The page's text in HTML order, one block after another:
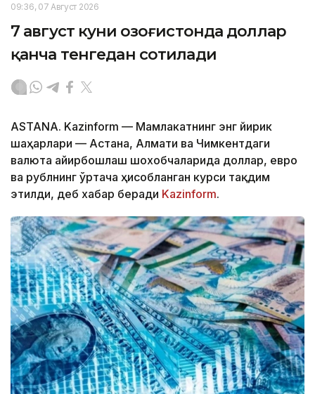
09:36, 07 Август 2026
7 август куни Қозоғистонда доллар
қанча тенгедан сотилади
ASTANA. Kazinform — Мамлакатнинг энг йирик
шаҳарлари — Астана, Алмати ва Чимкентдаги
валюта айирбошлаш шохобчаларида доллар, евро
ва рублнинг ўртача ҳисобланган курси тақдим
этилди, деб хабар беради Kazinform.